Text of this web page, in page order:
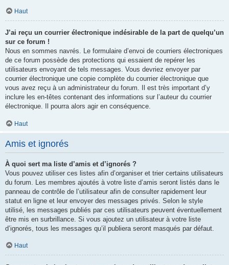
Haut
J’ai reçu un courrier électronique indésirable de la part de quelqu’un
sur ce forum !
Nous en sommes navrés. Le formulaire d’envoi de courriers électroniques
de ce forum possède des protections qui essaient de repérer les
utilisateurs envoyant de tels messages. Vous devriez envoyer par
courrier électronique une copie complète du courrier électronique que
vous avez reçu à un administrateur du forum. Il est très important d’y
inclure les en-têtes contenant des informations sur l’auteur du courrier
électronique. Il pourra alors agir en conséquence.
Haut
Amis et ignorés
À quoi sert ma liste d’amis et d’ignorés ?
Vous pouvez utiliser ces listes afin d’organiser et trier certains utilisateurs
du forum. Les membres ajoutés à votre liste d’amis seront listés dans le
panneau de contrôle de l’utilisateur afin de consulter rapidement leur
statut en ligne et leur envoyer des messages privés. Selon le style
utilisé, les messages publiés par ces utilisateurs peuvent éventuellement
être mis en surbrillance. Si vous ajoutez un utilisateur à votre liste
d’ignorés, tous les messages qu’il publiera seront masqués par défaut.
Haut